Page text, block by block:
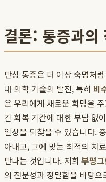
결론: 통증과의
만성 통증은 더 이상 숙명처
대 의학 기술의 발전, 특히 비
은 우리에게 새로운 희망을
긴 회복 기간에 대한 부담 없
일상을 되찾을 수 있습니다.
아내고, 그에 맞는 최적의 치
만나는 것입니다. 저희 부평
의 전문성과 정밀함을 바탕